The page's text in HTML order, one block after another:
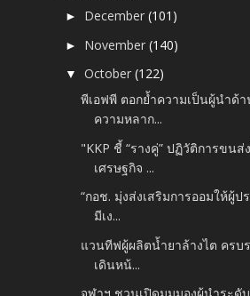
► December(101)
► November(140)
▼October(122)
พีเอฟพี ตอกย้ำความเป็นผู้นำด้
ความหลาก...
"KKP ชี้ “รางคู่” ปฏิวัติการขน
เศรษฐกิจ ...
“กอช. มุ่งส่งเสริมการออมให้ผู้
มีเง...
แวนทีฟผู้ผลิตน้ำยาล้างไต ครบ
เดินหน้...